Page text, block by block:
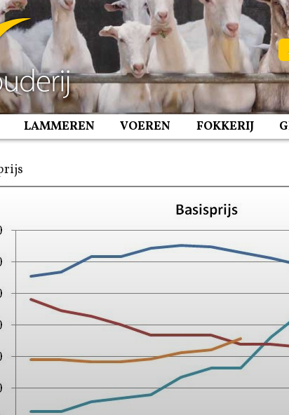
LAMMEREN VOEREN FOKKERIJ